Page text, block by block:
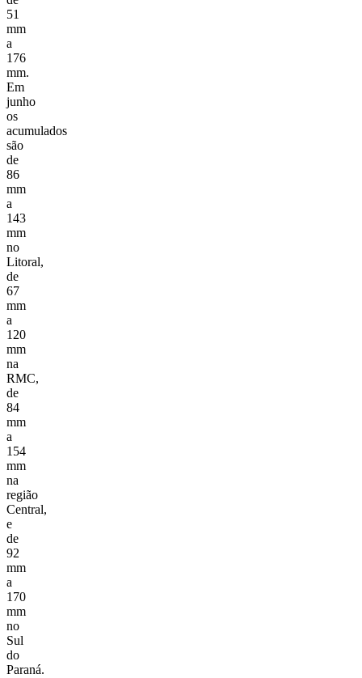
51
mm
a
176
mm.
Em
junho
os
acumulados
são
de
86
mm
a
143
mm
no
Litoral,
de
67
mm
a
120
mm
na
RMC,
de
84
mm
a
154
mm
na
região
Central,
e
de
92
mm
a
170
mm
no
Sul
do
Paraná.